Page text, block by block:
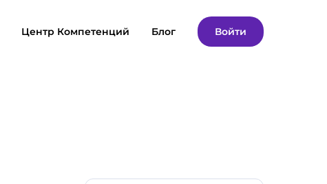
Центр Компетенций Блог Войти